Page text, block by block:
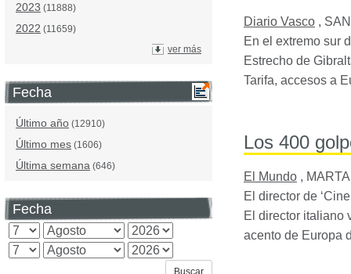
2023 (11888)
2022 (11659)
ver más
Fecha
Último año (12910)
Último mes (1606)
Última semana (646)
Fecha
Diario Vasco ,
En el extremo sur
Estrecho de
Tarifa, accesos a
Los 400
El Mundo ,
El director de
El director italiano
acento de Europa